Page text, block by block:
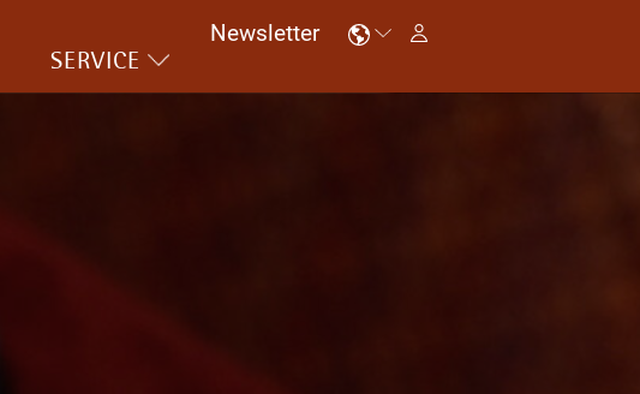
Newsletter
SERVICE